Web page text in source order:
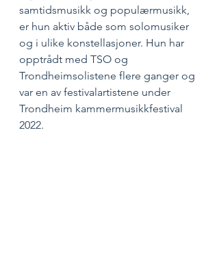
samtidsmusikk og populærmusikk,
er hun aktiv både som solomusiker
og i ulike konstellasjoner. Hun har
opptrådt med TSO og
Trondheimsolistene flere ganger og
var en av festivalartistene under
Trondheim kammermusikkfestival
2022.